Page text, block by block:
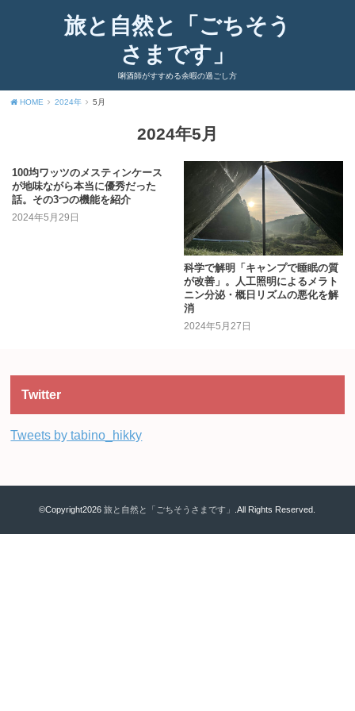
旅と自然と「ごちそう
さまです」
唎酒師がすすめる余暇の過ごし方
HOME 2024年 5月
2024年5月
100均ワッツのメスティンケース
が地味ながら本当に優秀だった
話。その3つの機能を紹介
2024年5月29日
科学で解明「キャンプで睡眠の質
が改善」。人工照明によるメラト
ニン分泌・概日リズムの悪化を解
消
2024年5月27日
Twitter
Tweets by tabino_hikky
©Copyright2026旅と自然と「ごちそうさまです」 .All Rights Reserved.